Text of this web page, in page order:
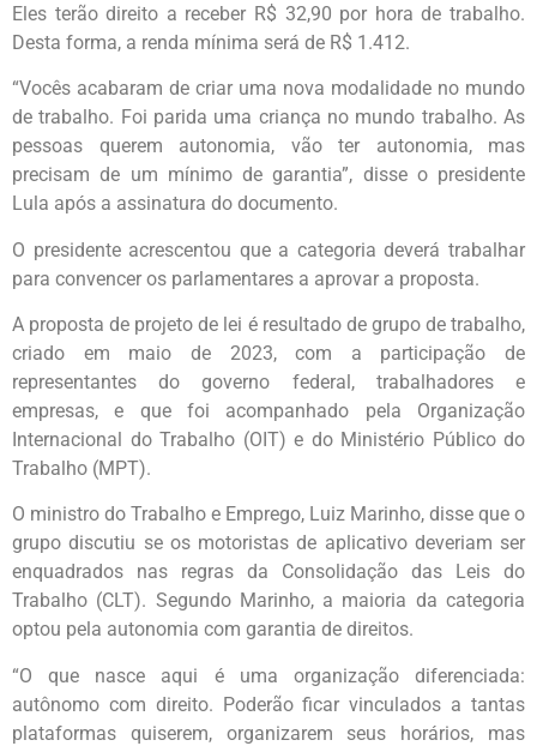
Eles terão direito a receber R$ 32,90 por hora de trabalho.
Desta forma, a renda mínima será de R$ 1.412.
“Vocês acabaram de criar uma nova modalidade no mundo
de trabalho. Foi parida uma criança no mundo trabalho. As
pessoas querem autonomia, vão ter autonomia, mas
precisam de um mínimo de garantia”, disse o presidente
Lula após a assinatura do documento.
O presidente acrescentou que a categoria deverá trabalhar
para convencer os parlamentares a aprovar a proposta.
A proposta de projeto de lei é resultado de grupo de trabalho,
criado em maio de 2023, com a participação de
representantes do governo federal, trabalhadores e
empresas, e que foi acompanhado pela Organização
Internacional do Trabalho (OIT) e do Ministério Público do
Trabalho (MPT).
O ministro do Trabalho e Emprego, Luiz Marinho, disse que o
grupo discutiu se os motoristas de aplicativo deveriam ser
enquadrados nas regras da Consolidação das Leis do
Trabalho (CLT). Segundo Marinho, a maioria da categoria
optou pela autonomia com garantia de direitos.
“O que nasce aqui é uma organização diferenciada:
autônomo com direito. Poderão ficar vinculados a tantas
plataformas quiserem, organizarem seus horários, mas